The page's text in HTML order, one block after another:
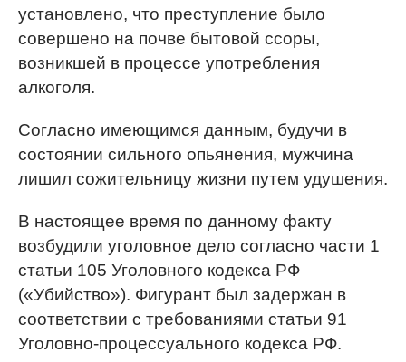
установлено, что преступление было
совершено на почве бытовой ссоры,
возникшей в процессе употребления
алкоголя.
Согласно имеющимся данным, будучи в
состоянии сильного опьянения, мужчина
лишил сожительницу жизни путем удушения.
В настоящее время по данному факту
возбудили уголовное дело согласно части 1
статьи 105 Уголовного кодекса РФ
(«Убийство»). Фигурант был задержан в
соответствии с требованиями статьи 91
Уголовно-процессуального кодекса РФ.